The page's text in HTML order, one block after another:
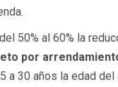
50% al 60% la
por
a 30 años la edad del